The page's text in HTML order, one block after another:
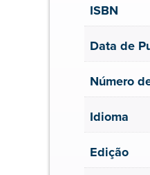
ISBN
Data de
Número
Idioma
Edição